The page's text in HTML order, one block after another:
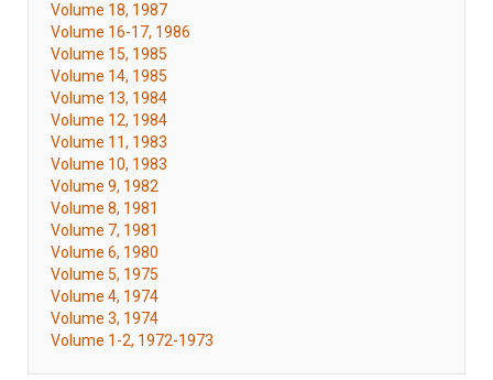
Volume 18, 1987
Volume 16-17, 1986
Volume 15, 1985
Volume 14, 1985
Volume 13, 1984
Volume 12, 1984
Volume 11, 1983
Volume 10, 1983
Volume 9, 1982
Volume 8, 1981
Volume 7, 1981
Volume 6, 1980
Volume 5, 1975
Volume 4, 1974
Volume 3, 1974
Volume 1-2, 1972-1973